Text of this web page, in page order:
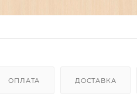
ОПЛАТА ДОСТАВКА